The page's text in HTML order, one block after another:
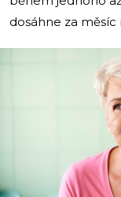
dosáhne za měsíc